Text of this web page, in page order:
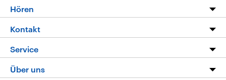
Programm
Die Nachrichten
Nachrichtenleicht
Neue Beiträge auf dlf.de
Hören
Livestream
Podcasts
Deutschlandfunk App
Kontakt
Hörerservice
Service
FAQ
Über uns